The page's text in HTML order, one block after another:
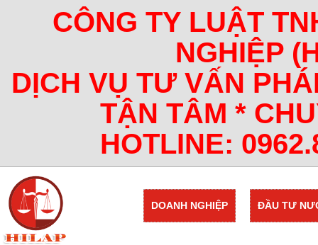
CÔNG TY LUẬT
NGHIỆP
DỊCH VỤ TƯ VẤN
TẬN TÂM *
HOTLINE:
ĐẦU TƯ
DOANH NGHIỆP